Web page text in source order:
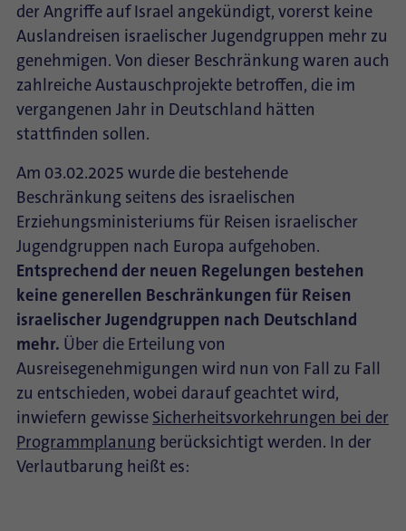
der Angriffe auf Israel angekündigt, vorerst keine
Auslandreisen israelischer Jugendgruppen mehr zu
genehmigen. Von dieser Beschränkung waren auch
zahlreiche Austauschprojekte betroffen, die im
vergangenen Jahr in Deutschland hätten
stattfinden sollen.
Am 03.02.2025 wurde die bestehende
Beschränkung seitens des israelischen
Erziehungsministeriums für Reisen israelischer
Jugendgruppen nach Europa aufgehoben.
Entsprechend der neuen Regelungen bestehen
keine generellen Beschränkungen für Reisen
israelischer Jugendgruppen nach Deutschland
mehr. Über die Erteilung von
Ausreisegenehmigungen wird nun von Fall zu Fall
zu entschieden, wobei darauf geachtet wird,
inwiefern gewisse Sicherheitsvorkehrungen bei der
Programmplanung berücksichtigt werden. In der
Verlautbarung heißt es: